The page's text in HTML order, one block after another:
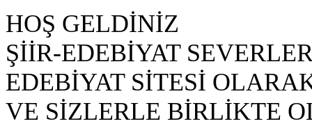
HOŞ GELDİNİZ
ŞİİR-EDEBİYAT
EDEBİYAT SİTESİ
VE SİZLERLE BİRLİKTE